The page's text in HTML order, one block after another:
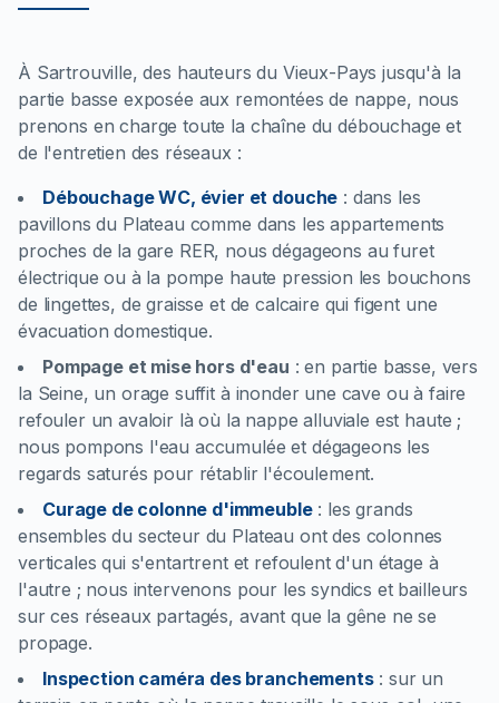
À Sartrouville, des hauteurs du Vieux-Pays jusqu'à la
partie basse exposée aux remontées de nappe, nous
prenons en charge toute la chaîne du débouchage et
de l'entretien des réseaux :
Débouchage WC, évier et douche : dans les
pavillons du Plateau comme dans les appartements
proches de la gare RER, nous dégageons au furet
électrique ou à la pompe haute pression les bouchons
de lingettes, de graisse et de calcaire qui figent une
évacuation domestique.
Pompage et mise hors d'eau :en partie basse, vers
la Seine, un orage suffit à inonder une cave ou à faire
refouler un avaloir là où la nappe alluviale est haute ;
nous pompons l'eau accumulée et dégageons les
regards saturés pour rétablir l'écoulement.
Curage de colonne d'immeuble: les grands
ensembles du secteur du Plateau ont des colonnes
verticales qui s'entartrent et refoulent d'un étage à
l'autre ; nous intervenons pour les syndics et bailleurs
sur ces réseaux partagés, avant que la gêne ne se
propage.
Inspection caméra des branchements:sur un